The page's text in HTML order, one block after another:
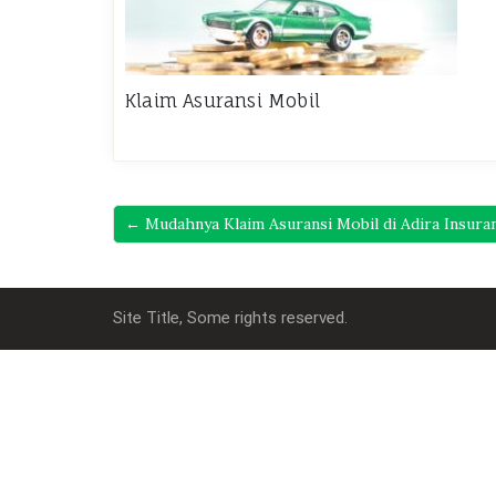
Klaim Asuransi Mobil
← Mudahnya Klaim Asuransi Mobil di Adira
Site Title, Some rights reserved.